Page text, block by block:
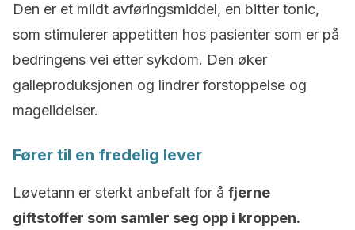
Den er et mildt avføringsmiddel, en bitter tonic,
som stimulerer appetitten hos pasienter som er på
bedringens vei etter sykdom. Den øker
galleproduksjonen og lindrer forstoppelse og
magelidelser.
Fører til en fredelig lever
Løvetann er sterkt anbefalt for å fjerne
giftstoffer som samler seg opp i kroppen.